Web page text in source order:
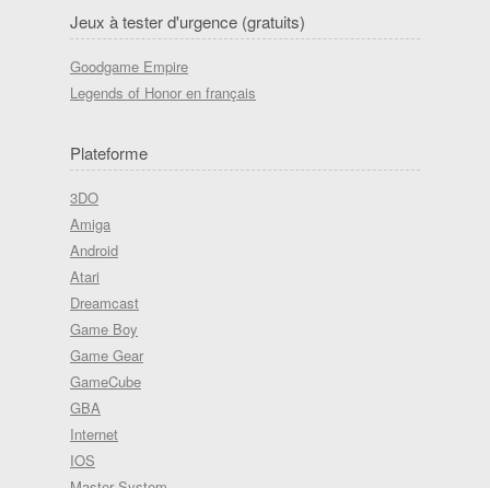
Jeux à tester d'urgence (gratuits)
Goodgame Empire
Legends of Honor en français
Plateforme
3DO
Amiga
Android
Atari
Dreamcast
Game Boy
Game Gear
GameCube
GBA
Internet
IOS